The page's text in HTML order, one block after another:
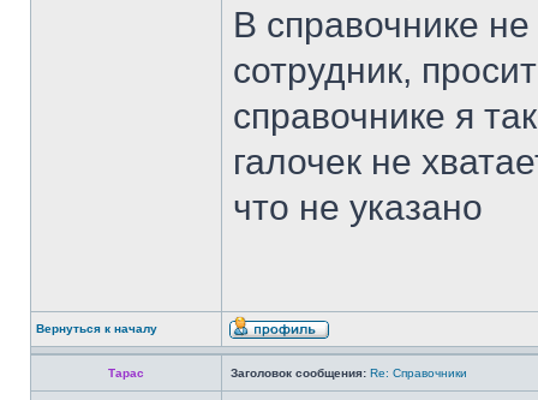
В справочнике
сотрудник,
справочнике я
галочек не
что не указано
Вернуться к началу
Тарас Заголовок сообщения: Re: Справочники